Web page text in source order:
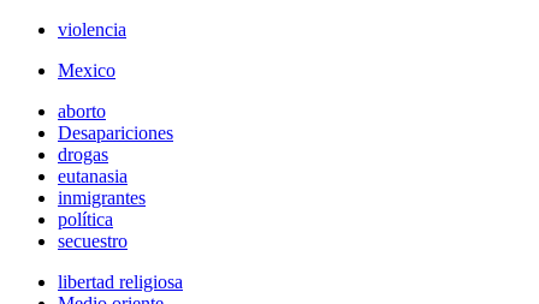
violencia
Mexico
aborto
Desapariciones
drogas
eutanasia
inmigrantes
política
secuestro
libertad religiosa